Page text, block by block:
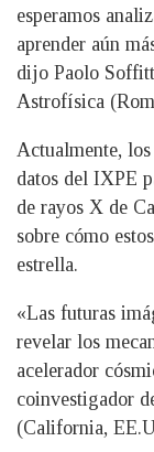
esperamos
aprender aún
dijo Paolo
Astrofísica
Actualmente,
datos del IXPE
de rayos X de
sobre cómo
estrella.
«Las futuras
revelar los
acelerador
coinvestigador
(California,